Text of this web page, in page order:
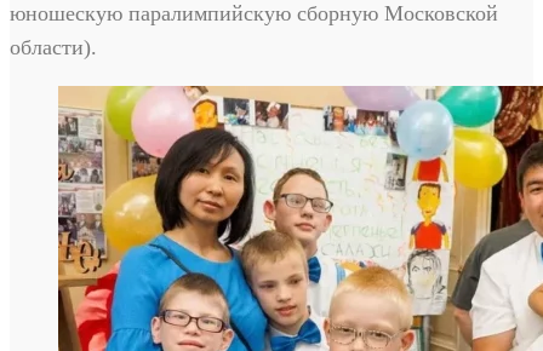
юношескую паралимпийскую сборную Московской
области).